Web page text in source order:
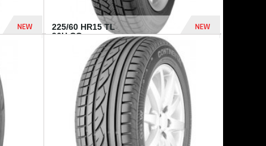
NEW
432 Dhs
225/60 HR15 TL
96H CO...
NEW
1 040 Dhs